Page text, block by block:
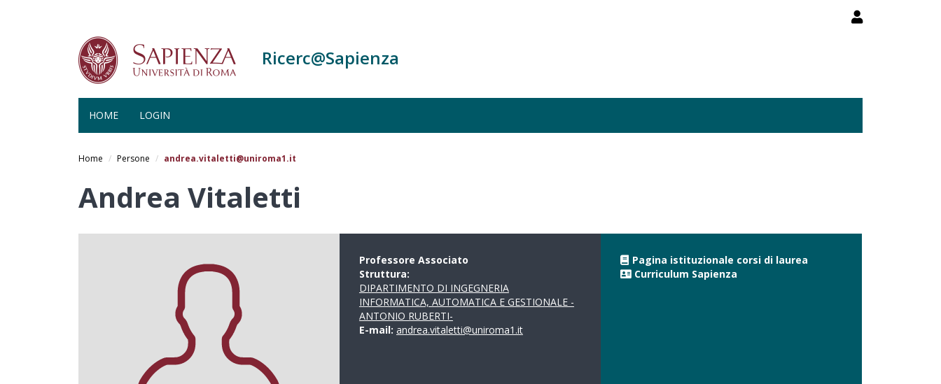
Ricerc@Sapienza
HOME LOGIN
Home Persone andrea.vitaletti@uniroma1.it
Andrea Vitaletti
Professore Associato
Struttura:
DIPARTIMENTO DI INGEGNERIA
INFORMATICA, AUTOMATICA E GESTIONALE -
ANTONIO RUBERTI-
E-mail: andrea.vitaletti@uniroma1.it
Pagina istituzionale corsi di laurea
Curriculum Sapienza